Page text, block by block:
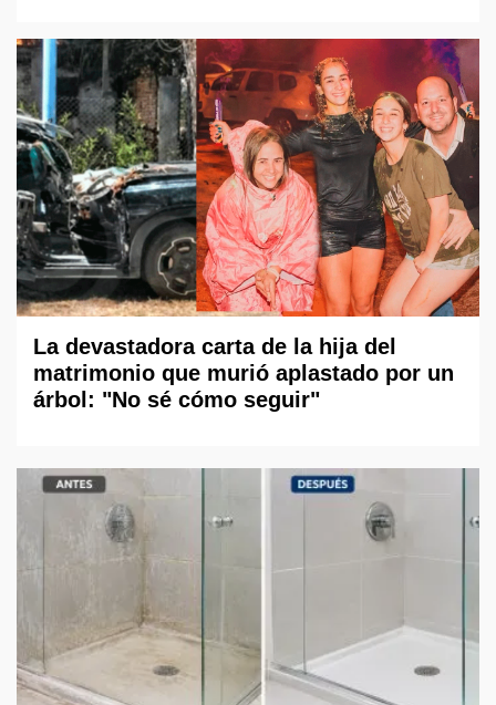
La devastadora carta de la hija del
matrimonio que murió aplastado por un
árbol: "No sé cómo seguir"